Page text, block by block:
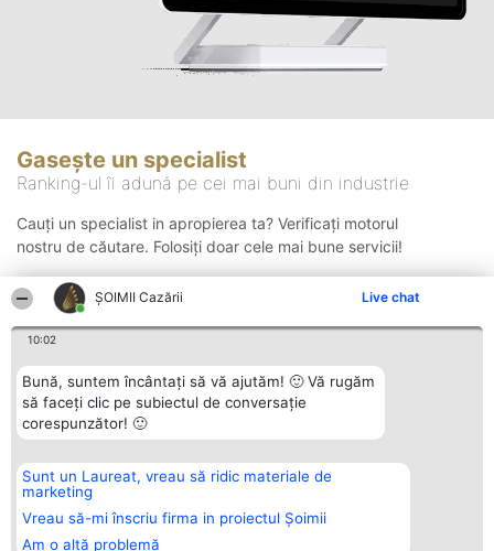
ȘOIMII Cazării Live chat
10:02
Bună, suntem încântați să vă ajutăm! 🙂 Vă rugăm
să faceți clic pe subiectul de conversație
corespunzător! 🙂
Sunt un Laureat, vreau să ridic materiale de
marketing
Vreau să-mi înscriu firma in proiectul Șoimii
Am o altă problemă
Gasește un specialist
Ranking-ul îi adună pe cei mai buni din industrie
Cauți un specialist in apropierea ta? Verificați motorul
nostru de căutare. Folosiți doar cele mai bune servicii!
Organizator Ranking
BRIGHT SOLUTIONS BR SRL
Aleea Timisul De Sus 2 Bl. A30
Sc. A Et. 4 Ap. 13 Cod 061952
București
Plebiscyt
Lista Tuturor
Laureaților
Contact